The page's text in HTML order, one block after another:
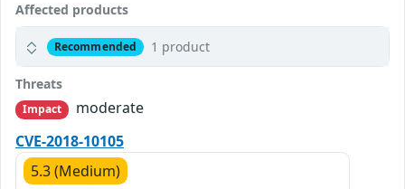
Affected products
Recommended 1 product
Threats
Impact
moderate
CVE-2018-10105
5.3 (Medium)